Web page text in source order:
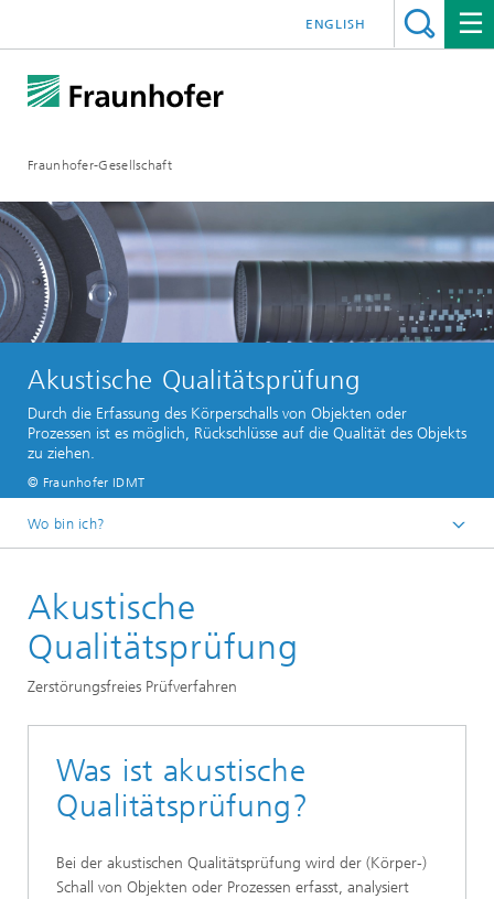
Fraunhofer-Gesellschaft
ENGLISH
Akustische Qualitätsprüfung
Durch die Erfassung des Körperschalls von Objekten oder
Prozessen ist es möglich, Rückschlüsse auf die Qualität des Objekts
zu ziehen.
© Fraunhofer IDMT
Wo bin ich?
Technologien und Anwendungen
Technologien
Akustische
Qualitätsprüfung
Zerstörungsfreies Prüfverfahren
Was ist akustische
Qualitätsprüfung?
Bei der akustischen Qualitätsprüfung wird der (Körper-)
Schall von Objekten oder Prozessen erfasst, analysiert